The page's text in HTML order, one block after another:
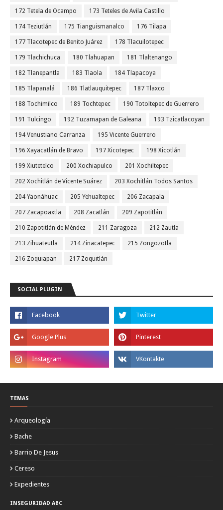
172 Tetela de Ocampo 173 Teteles de Avila Castillo
174 Teziutlán 175 Tianguismanalco 176 Tilapa
177 Tlacotepec de Benito Juárez 178 Tlacuilotepec
179 Tlachichuca 180 Tlahuapan 181 Tlaltenango
182 Tlanepantla 183 Tlaola 184 Tlapacoya
185 Tlapanalá 186 Tlatlauquitepec 187 Tlaxco
188 Tochimilco 189 Tochtepec 190 Totoltepec de Guerrero
191 Tulcingo 192 Tuzamapan de Galeana 193 Tzicatlacoyan
194 Venustiano Carranza 195 Vicente Guerrero
196 Xayacatlán de Bravo 197 Xicotepec 198 Xicotlán
199 Xiutetelco 200 Xochiapulco 201 Xochiltepec
202 Xochitlán de Vicente Suárez 203 Xochitlán Todos Santos
204 Yaonáhuac 205 Yehualtepec 206 Zacapala
207 Zacapoaxtla 208 Zacatlán 209 Zapotitlán
210 Zapotitlán de Méndez 211 Zaragoza 212 Zautla
213 Zihuateutla 214 Zinacatepec 215 Zongozotla
216 Zoquiapan 217 Zoquitlán
SOCIAL PLUGIN
TEMAS
Arqueología
Bache
Barrio De Jesus
Cereso
Expedientes
INSEGURIDAD ABC